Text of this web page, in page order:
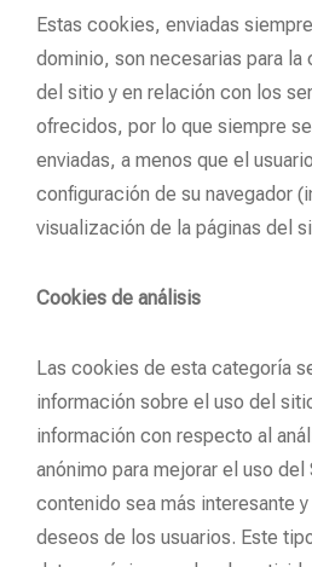
Estas cookies, enviadas
dominio, son necesarias para
del sitio y en relación con los
ofrecidos, por lo que siempre
enviadas, a menos que el
configuración de su navegador
visualización de la páginas del
Cookies de análisis
Las cookies de esta categoría
información sobre el uso del
información con respecto al
anónimo para mejorar el uso del
contenido sea más interesante
deseos de los usuarios. Este